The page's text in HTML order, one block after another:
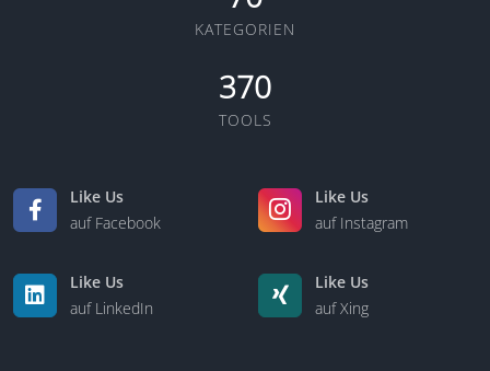
KATEGORIEN
370
TOOLS
Like Us
auf Facebook
Like Us
auf Instagram
Like Us
auf LinkedIn
Like Us
auf Xing